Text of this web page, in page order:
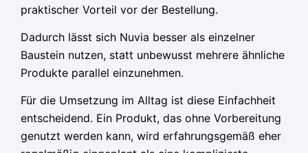
praktischer Vorteil vor der Bestellung.
Dadurch lässt sich Nuvia besser als einzelner
Baustein nutzen, statt unbewusst mehrere ähnliche
Produkte parallel einzunehmen.
Für die Umsetzung im Alltag ist diese Einfachheit
entscheidend. Ein Produkt, das ohne Vorbereitung
genutzt werden kann, wird erfahrungsgemäß eher